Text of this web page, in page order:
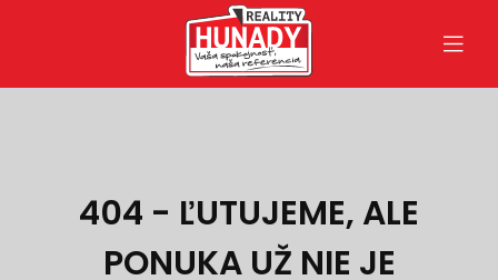
404 - ĽUTUJEME, ALE
PONUKA UŽ NIE JE